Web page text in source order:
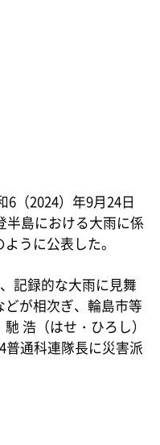
（2024）年9月24日
半島における大雨に係
うに公表した。
記録的な大雨に見舞
が相次ぎ、輪島市等
浩（はせ・ひろし）
通科連隊長に災害派